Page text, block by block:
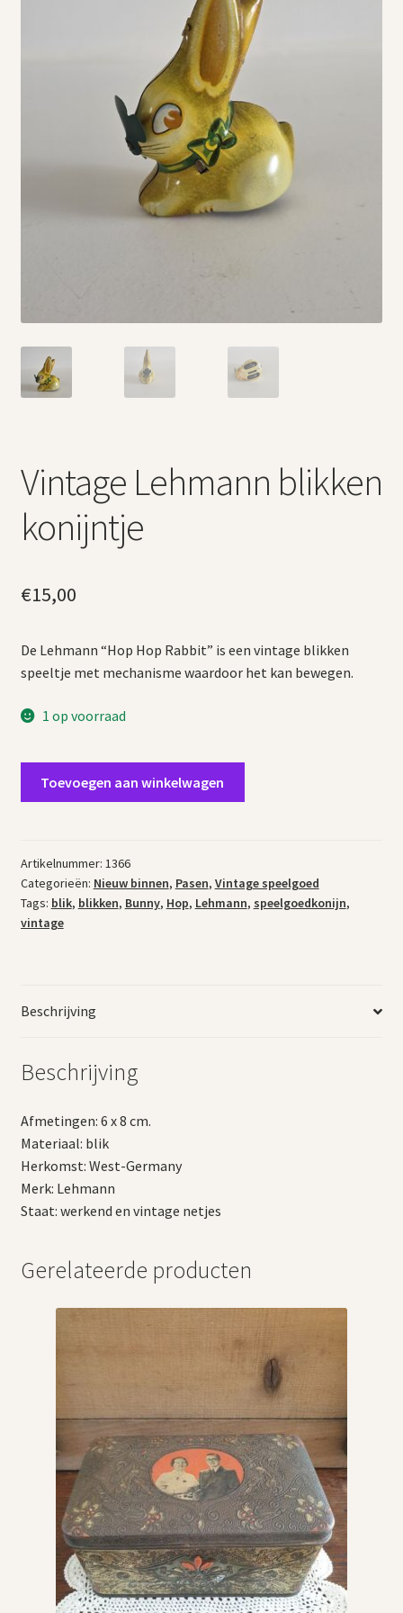
Vintage Lehmann blikken
konijntje
€15,00
De Lehmann “Hop Hop Rabbit” is een vintage blikken
speeltje met mechanisme waardoor het kan bewegen.
1 op voorraad
aantal
Toevoegen aan winkelwagen
Artikelnummer: 1366
Categorieën: Nieuw binnen, Pasen, Vintage speelgoed
Tags: blik, blikken, Bunny, Hop, Lehmann, speelgoedkonijn,
vintage
Beschrijving
Beschrijving
Afmetingen: 6 x 8 cm.
Materiaal: blik
Herkomst: West-Germany
Merk: Lehmann
Staat: werkend en vintage netjes
Gerelateerde producten